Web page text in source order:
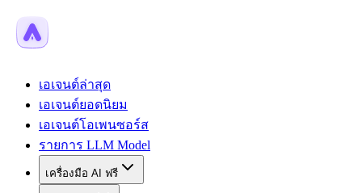
เอเจนต์ล่าสุด
เอเจนต์ยอดนิยม
เอเจนต์โอเพนซอร์ส
รายการ LLM Model
เครื่องมือ AI ฟรี